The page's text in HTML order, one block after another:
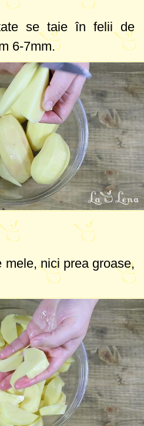
se taie în felii de
6-7mm.
nici prea groase,